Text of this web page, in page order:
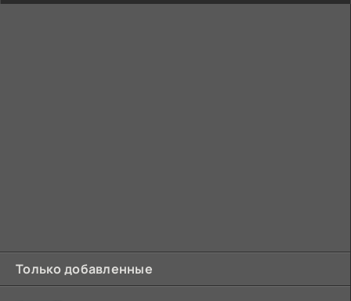
Только добавленные